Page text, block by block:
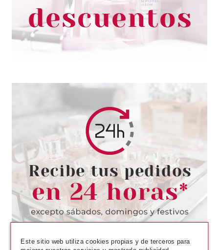
desde
2.65€
BABARIA
BABARIA TALCO
DESODORANTE PARA PIES
ALOE VERA 100ML
2.70€
Este sitio web utiliza cookies propias y de terceros para